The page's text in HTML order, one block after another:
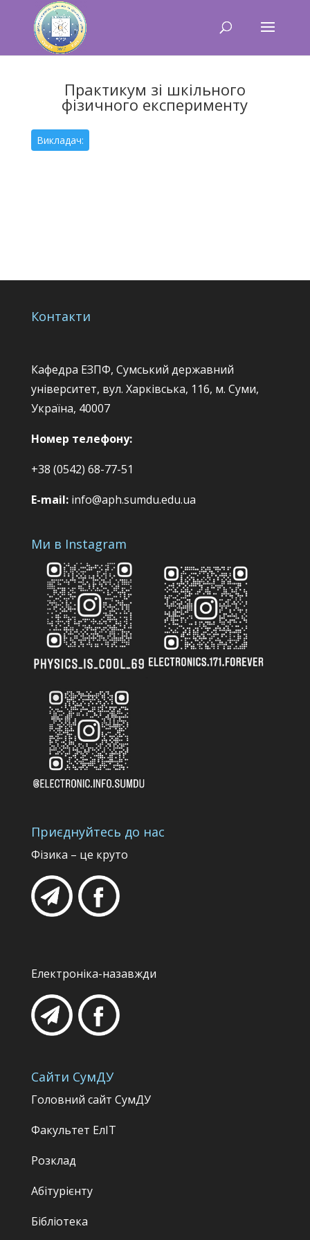
Практикум зі шкільного
фізичного експерименту
Викладач:
Контакти
Кафедра ЕЗПФ, Сумський державний
університет, вул. Харківська, 116, м. Суми,
Україна, 40007
Номер телефону:
+38 (0542) 68-77-51
E-mail:info@aph.sumdu.edu.ua
Ми в Instagram
Приєднуйтесь до нас
Фізика – це круто
Електроніка-назавжди
Сайти СумДУ
Головний сайт СумДУ
Факультет ЕлІТ
Розклад
Абітурієнту
Бібліотека